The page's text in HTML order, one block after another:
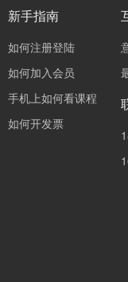
新手指南
如何注册登陆
如何加入会员
手机上如何看课程
如何开发票